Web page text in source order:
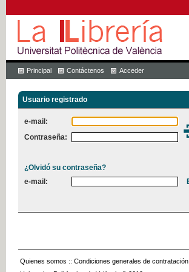
Principal Contáctenos Acceder
Usuario registrado
e-mail:
Contraseña:
¿Olvidó su contraseña?
e-mail:
Quienes somos :: Condiciones generales de contratación